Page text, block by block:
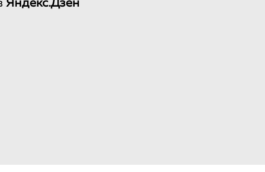
Яндекс.Дзен